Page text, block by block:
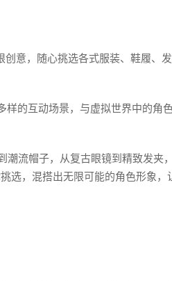
创意，随心挑选各式服装、鞋履、
样的互动场景，与虚拟世界中的角
潮流帽子，从复古眼镜到精致发夹
选，混搭出无限可能的角色形象，